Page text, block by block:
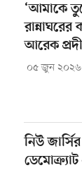
‘আমাকে
রান্নাঘরের
আরেক
০৫ জুন ২০২৬
নিউ
ডেমোক্র্যাট